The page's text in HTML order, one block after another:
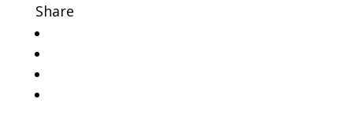
Share